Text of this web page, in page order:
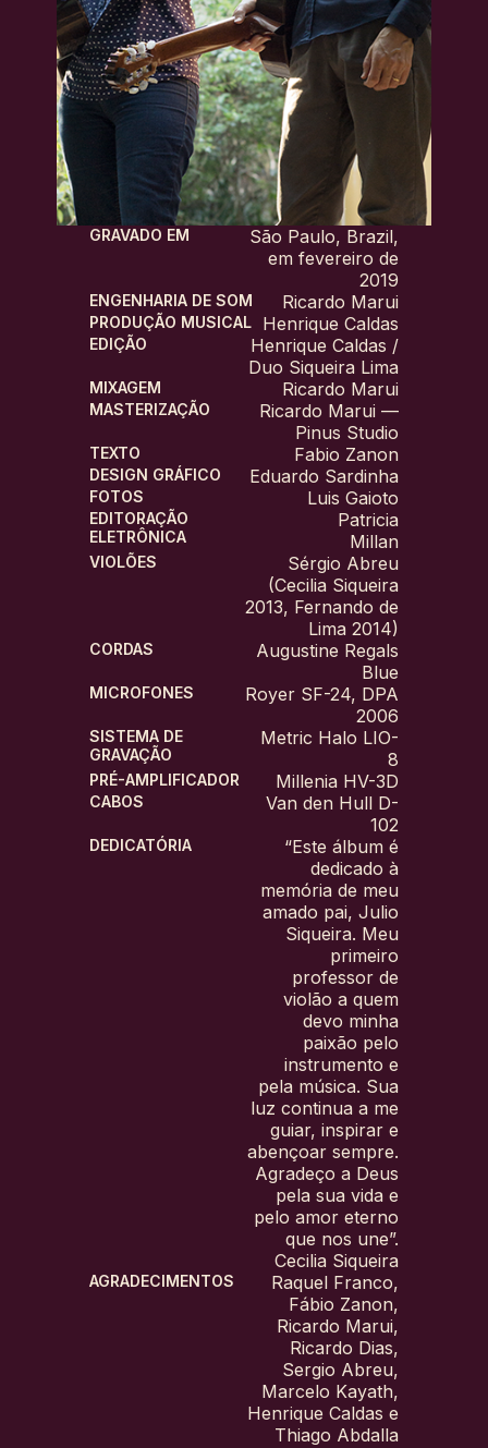
GRAVADO EM
São Paulo, Brazil,
em fevereiro de
2019
ENGENHARIA DE SOM Ricardo Marui
PRODUÇÃO MUSICAL Henrique Caldas
EDIÇÃO
Henrique Caldas /
Duo Siqueira Lima
MIXAGEM Ricardo Marui
MASTERIZAÇÃO
Ricardo Marui —
Pinus Studio
TEXTO Fabio Zanon
DESIGN GRÁFICO Eduardo Sardinha
FOTOS Luis Gaioto
EDITORAÇÃO
ELETRÔNICA
Patricia
Millan
VIOLÕES
Sérgio Abreu
(Cecilia Siqueira
2013, Fernando de
Lima 2014)
CORDAS
Augustine Regals
Blue
MICROFONES
Royer SF-24, DPA
2006
SISTEMA DE
GRAVAÇÃO
Metric Halo LIO-
8
PRÉ-AMPLIFICADOR Millenia HV-3D
CABOS
Van den Hull D-
102
DEDICATÓRIA
“Este álbum é
dedicado à
memória de meu
amado pai, Julio
Siqueira. Meu
primeiro
professor de
violão a quem
devo minha
paixão pelo
instrumento e
pela música. Sua
luz continua a me
guiar, inspirar e
abençoar sempre.
Agradeço a Deus
pela sua vida e
pelo amor eterno
que nos une”.
Cecilia Siqueira
AGRADECIMENTOS
Raquel Franco,
Fábio Zanon,
Ricardo Marui,
Ricardo Dias,
Sergio Abreu,
Marcelo Kayath,
Henrique Caldas e
Thiago Abdalla